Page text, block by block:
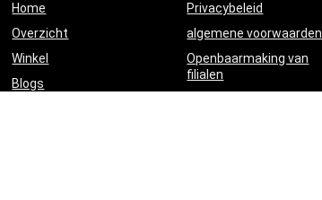
Home
Overzicht
Winkel
Blogs
Privacybeleid
algemene voorwaarden
Openbaarmaking van
filialen